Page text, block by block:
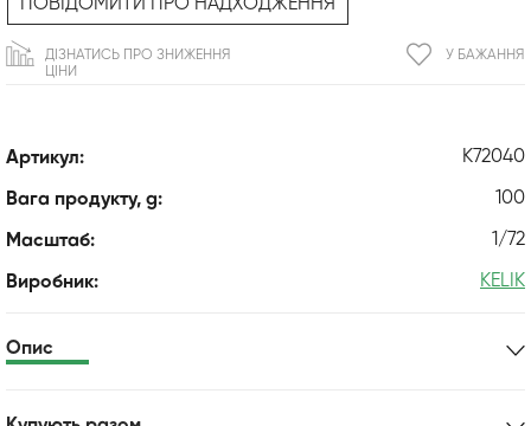
Артикул: K72040
Вага продукту, g: 100
Масштаб: 1/72
Виробник: KELIK
ПОВІДОМИТИ ПРО НАДХОДЖЕННЯ
У БАЖАННЯ
ДІЗНАТИСЬ ПРО ЗНИЖЕННЯ
ЦІНИ
Опис